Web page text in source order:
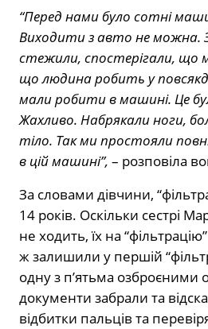
“Перед нами було сотні
Виходити з авто не можна.
стежили, спостерігали, що
що людина робить у
мали робити в машині. Це
Жахливо. Набрякали ноги,
тіло. Так ми простояли
в цій машині”, – розповіла
За словами дівчини,
14 років. Оскільки сестрі
не ходить, їх на
ж залишили у першій
одну з п’ятьма озброєними
документи забрали та
відбитки пальців та